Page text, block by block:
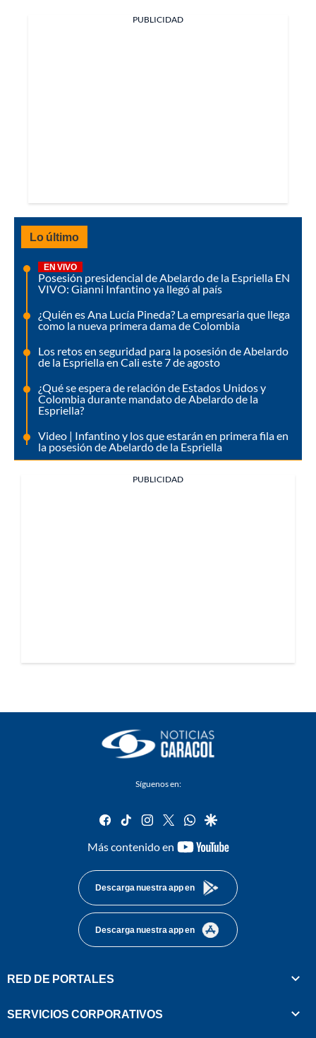
PUBLICIDAD
Lo último
EN VIVO
Posesión presidencial de Abelardo de la Espriella EN
VIVO: Gianni Infantino ya llegó al país
¿Quién es Ana Lucía Pineda? La empresaria que llega
como la nueva primera dama de Colombia
Los retos en seguridad para la posesión de Abelardo
de la Espriella en Cali este 7 de agosto
¿Qué se espera de relación de Estados Unidos y
Colombia durante mandato de Abelardo de la
Espriella?
Video | Infantino y los que estarán en primera fila en
la posesión de Abelardo de la Espriella
PUBLICIDAD
Síguenos en:
facebook
tiktok instagram
twitterwhatsapp
google
Más contenido en
youtube-
Descarga nuestra app en
Descarga nuestra app en
RED DE PORTALES
SERVICIOS CORPORATIVOS